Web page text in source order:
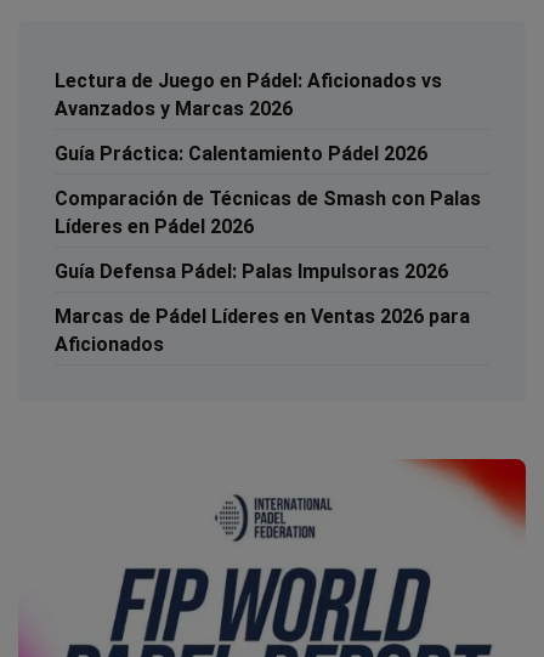
Lectura de Juego en Pádel: Aficionados vs
Avanzados y Marcas 2026
Guía Práctica: Calentamiento Pádel 2026
Comparación de Técnicas de Smash con Palas
Líderes en Pádel 2026
Guía Defensa Pádel: Palas Impulsoras 2026
Marcas de Pádel Líderes en Ventas 2026 para
Aficionados